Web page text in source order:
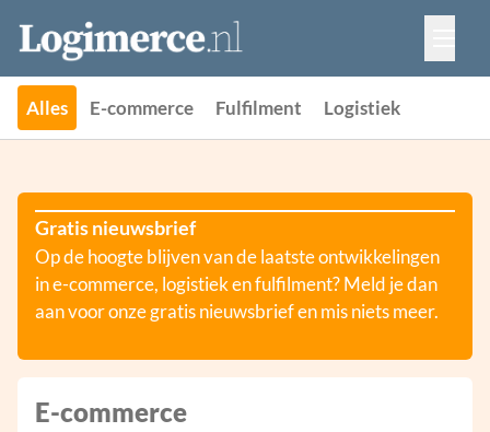
Vacatures
Events
Adverteren
Partners
Alles E-commerce Fulfilment Logistiek
Gratis nieuwsbrief
Op de hoogte blijven van de laatste ontwikkelingen
in e-commerce, logistiek en fulfilment? Meld je dan
aan voor onze gratis nieuwsbrief en mis niets meer.
E-commerce